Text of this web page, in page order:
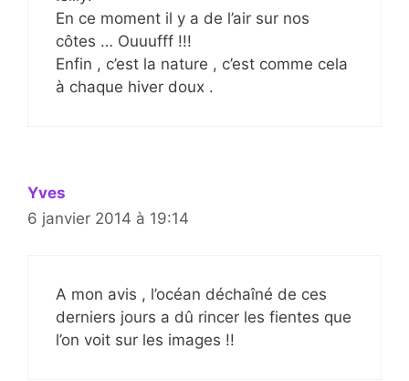
En ce moment il y a de l’air sur nos
côtes … Ouuufff !!!
Enfin , c’est la nature , c’est comme cela
à chaque hiver doux .
Yves
6 janvier 2014 à 19:14
A mon avis , l’océan déchaîné de ces
derniers jours a dû rincer les fientes que
l’on voit sur les images !!